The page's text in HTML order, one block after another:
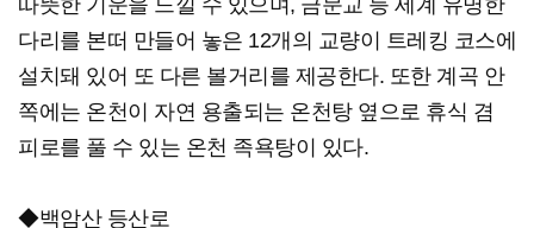
따뜻한 기운을 느낄 수 있으며, 금문교 등 세계 유명한
다리를 본떠 만들어 놓은 12개의 교량이 트레킹 코스에
설치돼 있어 또 다른 볼거리를 제공한다. 또한 계곡 안
쪽에는 온천이 자연 용출되는 온천탕 옆으로 휴식 겸
피로를 풀 수 있는 온천 족욕탕이 있다.
◆백암산 등산로